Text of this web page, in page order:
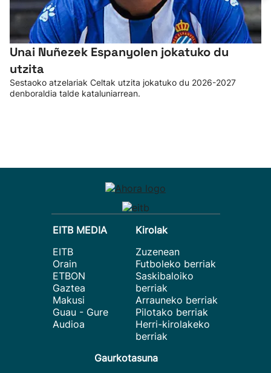
Unai Nuñezek Espanyolen jokatuko du
utzita
Sestaoko atzelariak Celtak utzita jokatuko du 2026-2027
denboraldia talde kataluniarrean.
EITB MEDIA
EITB
Orain
ETBON
Gaztea
Makusi
Guau - Gure
Audioa
Kirolak
Zuzenean
Futboleko berriak
Saskibaloiko
berriak
Arrauneko berriak
Pilotako berriak
Herri-kirolakeko
berriak
Gaurkotasuna